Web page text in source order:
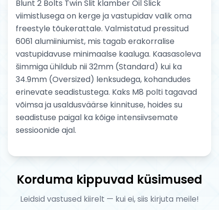
Blunt 2 Bolts Twin Slit klamber Oil Slick
viimistlusega on kerge ja vastupidav valik oma
freestyle tõukerattale. Valmistatud pressitud
6061 alumiiniumist, mis tagab erakorralise
vastupidavuse minimaalse kaaluga. Kaasasoleva
šimmiga ühildub nii 32mm (Standard) kui ka
34.9mm (Oversized) lenksudega, kohandudes
erinevate seadistustega. Kaks M8 polti tagavad
võimsa ja usaldusväärse kinnituse, hoides su
seadistuse paigal ka kõige intensiivsemate
sessioonide ajal.
Korduma kippuvad küsimused
Leidsid vastused kiirelt — kui ei, siis kirjuta meile!